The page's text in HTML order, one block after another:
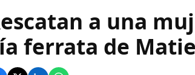
a una
ferrata de